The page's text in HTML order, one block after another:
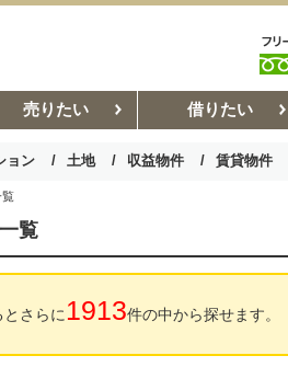
売りたい 借りたい
ョン 土地 収益物件 賃貸物件
覧
覧
さらに 1913件の中から探せます。